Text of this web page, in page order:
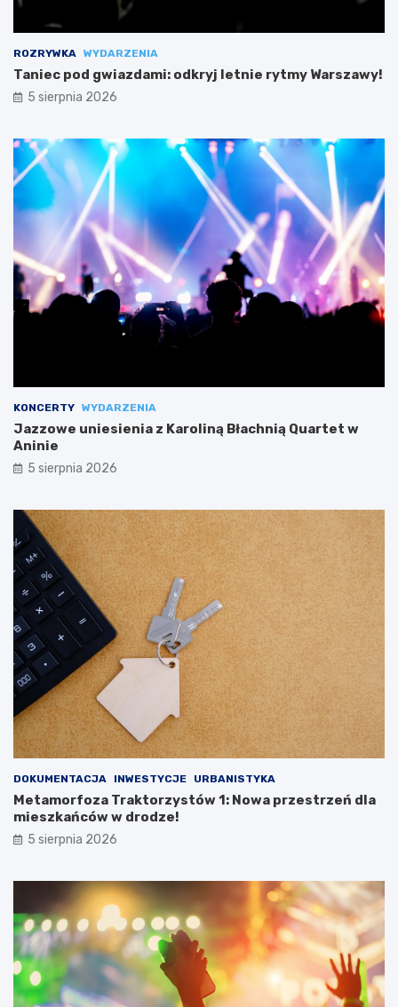
ROZRYWKA WYDARZENIA
Taniec pod gwiazdami: odkryj letnie rytmy Warszawy!
5 sierpnia 2026
KONCERTY WYDARZENIA
Jazzowe uniesienia z Karoliną Błachnią Quartet w
Aninie
5 sierpnia 2026
DOKUMENTACJA INWESTYCJE URBANISTYKA
Metamorfoza Traktorzystów 1: Nowa przestrzeń dla
mieszkańców w drodze!
5 sierpnia 2026